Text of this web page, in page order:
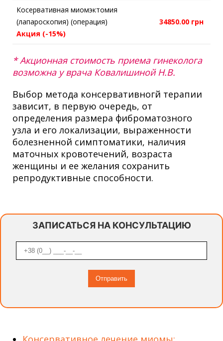
Косервативная миомэктомия
(лапароскопия) (операция)
Акция (-15%)
34850.00 грн
* Акционная стоимость приема гинеколога
возможна у врача Ковалишиной Н.В.
Выбор метода консервативногй терапии
зависит, в первую очередь, от
определения размера фиброматозного
узла и его локализации, выраженности
болезненной симптоматики, наличия
маточных кровотечений, возраста
женщины и ее желания сохранить
репродуктивные способности.
ЗАПИСАТЬСЯ НА КОНСУЛЬТАЦИЮ